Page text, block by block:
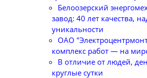
Белоозерский
завод: 40 лет качества,
уникальности
ОАО
комплекс работ — на
В отличие от людей,
круглые сутки